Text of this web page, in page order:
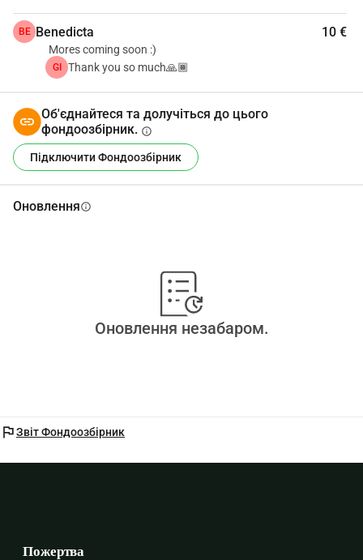
BE Benedicta 10 €
Mores coming soon :)
GI Thank you so much🙏🏾
Об'єднайтеся та долучіться до цього
фондоозбірник. info
Підключити Фондоозбірник
Оновленняinfo
Оновлення незабаром.
flagЗвіт Фондоозбірник
Пожертва